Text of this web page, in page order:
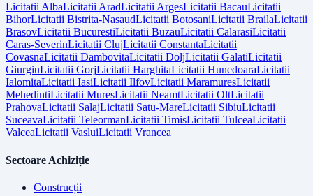
LicitatiiAlbaLicitatiiAradLicitatiiArgesLicitatii BacauLicitatii
BihorLicitatii Bistrita-NasaudLicitatii BotosaniLicitatii BrailaLicitatii
BrasovLicitatii BucurestiLicitatii BuzauLicitatii CalarasiLicitatii
Caras-SeverinLicitatii ClujLicitatii ConstantaLicitatii
CovasnaLicitatii DambovitaLicitatii DoljLicitatii GalatiLicitatii
GiurgiuLicitatii GorjLicitatii HarghitaLicitatii HunedoaraLicitatii
IalomitaLicitatii IasiLicitatii IlfovLicitatii MaramuresLicitatii
MehedintiLicitatii MuresLicitatii NeamtLicitatii OltLicitatii
PrahovaLicitatii SalajLicitatii Satu-MareLicitatii SibiuLicitatii
SuceavaLicitatii TeleormanLicitatii TimisLicitatii TulceaLicitatii
ValceaLicitatii VasluiLicitatii Vrancea
Sectoare Achiziție
Construcții